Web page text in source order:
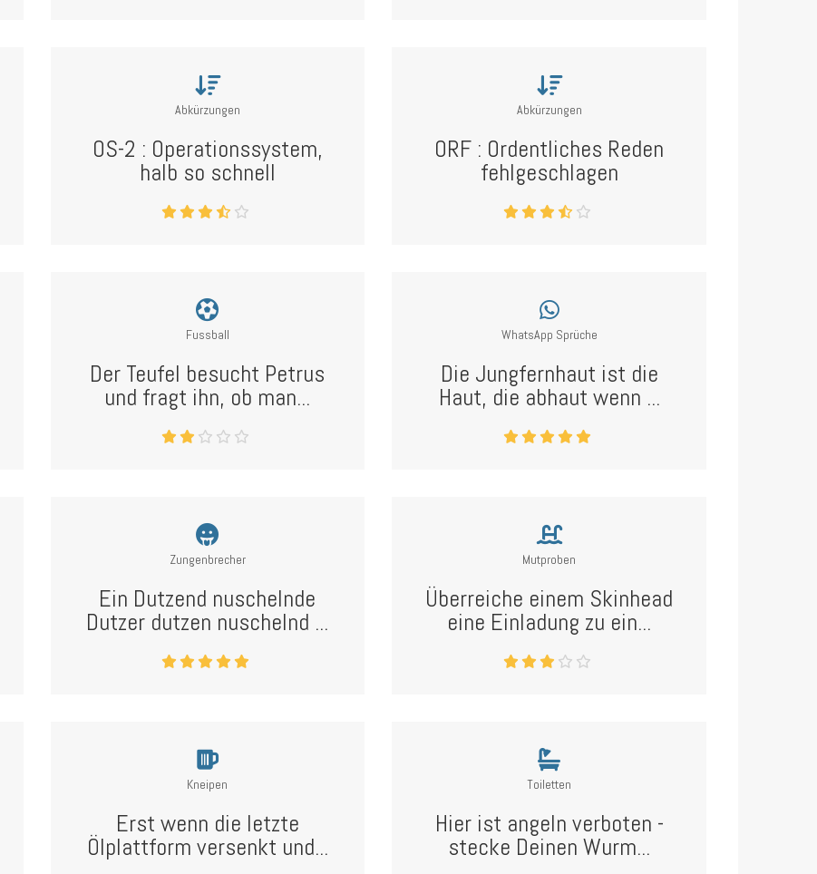
Abkürzungen
OS-2 : Operationssystem,
halb so schnell
Abkürzungen
ORF : Ordentliches Reden
fehlgeschlagen
Fussball
Der Teufel besucht Petrus
und fragt ihn, ob man...
WhatsApp Sprüche
Die Jungfernhaut ist die
Haut, die abhaut wenn ...
Zungenbrecher
Ein Dutzend nuschelnde
Dutzer dutzen nuschelnd ...
Mutproben
Überreiche einem Skinhead
eine Einladung zu ein...
Kneipen
Erst wenn die letzte
Ölplattform versenkt und...
Toiletten
Hier ist angeln verboten -
stecke Deinen Wurm...